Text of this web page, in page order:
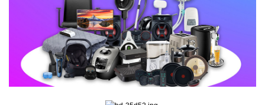
WP-45S90510N | 33,900